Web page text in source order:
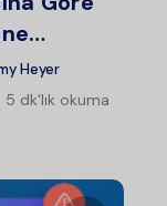
Heyer
5 dk'lık okuma